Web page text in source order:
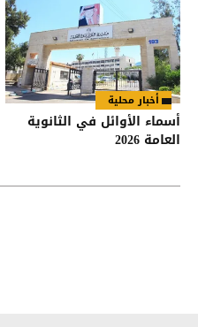
أخبار محلية
أسماء الأوائل في الثانوية
العامة 2026